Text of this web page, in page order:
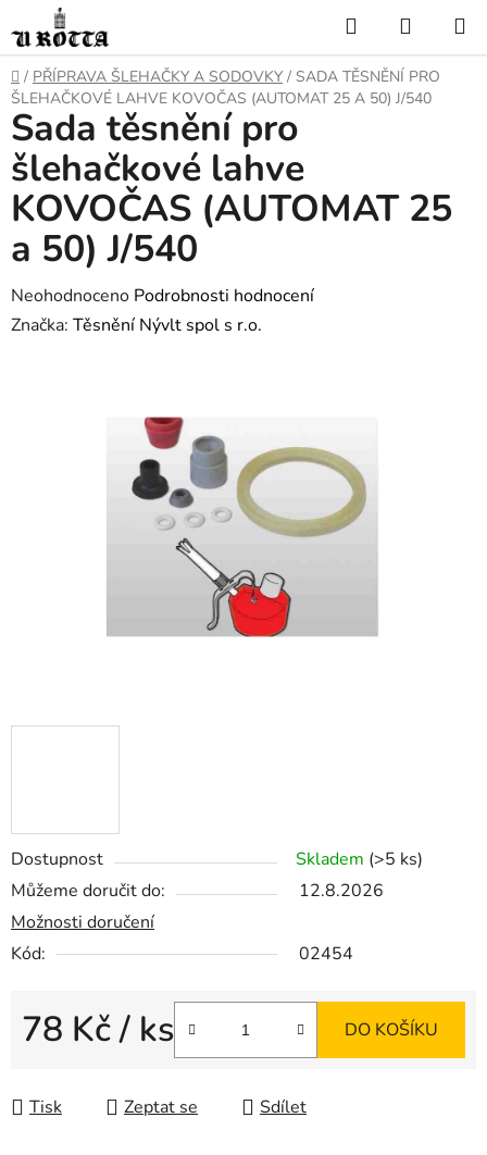
na
obsah
Hledat
KOŠÍK
DOMŮ
/ PŘÍPRAVA ŠLEHAČKY A SODOVKY / SADA TĚSNĚNÍ PRO
ŠLEHAČKOVÉ LAHVE KOVOČAS (AUTOMAT 25 A 50) J/540
Dostupnost Skladem (>5 ks)
Můžeme doručit do:
12.8.2026
Možnosti doručení
Kód:
02454
78 Kč/ ks DO KOŠÍKU
Tisk Zeptat se Sdílet
Sada těsnění pro
šlehačkové lahve
KOVOČAS (AUTOMAT 25
a 50) J/540
Průměrné
hodnocení
Neohodnoceno Podrobnosti hodnocení
Značka: Těsnění Nývlt spol s r.o.